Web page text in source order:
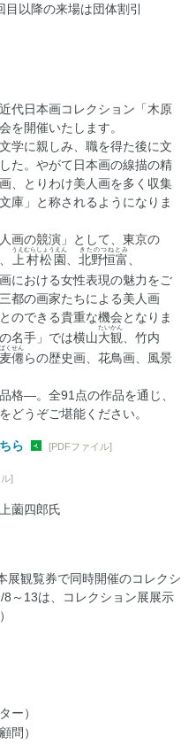
目以降の来場は団体割引
代日本画コレクション「木原
を開催いたします。
学に親しみ、職を得た後に文
た。やがて日本画の線描の精
、とりわけ美人画を多く収集
庫」と称されるようになりま
画の競演」として、東京の
上村松園
うえむらしょうえん
北野恒富
きたのつねとみ
における女性表現の魅力をご
都の画家たちによる美人画
のできる貴重な機会となりま
名手」では横山大観
たいかん
、竹内
麦僊
ばくせん
らの歴史画、花鳥画、風景
格―。全91点の作品を通じ、
どうぞご堪能ください。
ら [PDFファイル]
]
薗四郎氏
観覧券で同時開催のコレクシ
～13は、コレクション展展示
ー）
問）